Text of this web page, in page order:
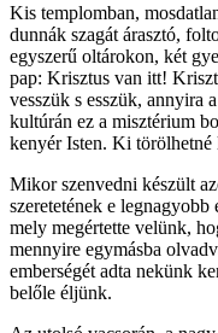
Kis templomban,
dunnák szagát árasztó,
egyszerű oltárokon, két
pap: Krisztus van itt!
vesszük s esszük, annyira
kultúrán ez a misztérium
kenyér Isten. Ki törölhetné
Mikor szenvedni készült
szeretetének e
mely megértette velünk,
mennyire egymásba
emberségét adta nekünk
belőle éljünk.